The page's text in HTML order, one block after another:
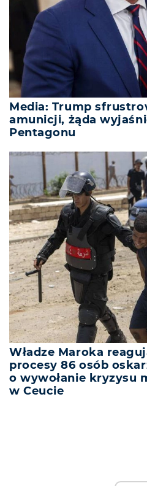
Media: Trump
amunicji, żąda
Pentagonu
Władze Maroka
procesy 86 osób
o wywołanie kryzysu
w Ceucie